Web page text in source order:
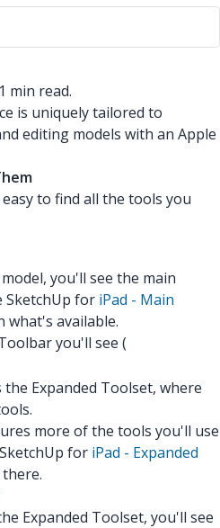
1 min read.
is uniquely tailored to
editing models with an Apple
to find all the tools you
you'll see the main
SketchUp for iPad - Main
what's available.
you'll see (
Expanded Toolset, where
more of the tools you'll use
for iPad - Expanded
Expanded Toolset, you'll see